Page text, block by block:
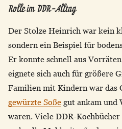
Rolle im DDR-Alltag
Der Stolze Heinrich war kein
sondern ein Beispiel für
Er konnte schnell aus
eignete sich auch für größere
Familien mit Kindern war das
gewürzte Soße gut ankam und
waren. Viele DDR-